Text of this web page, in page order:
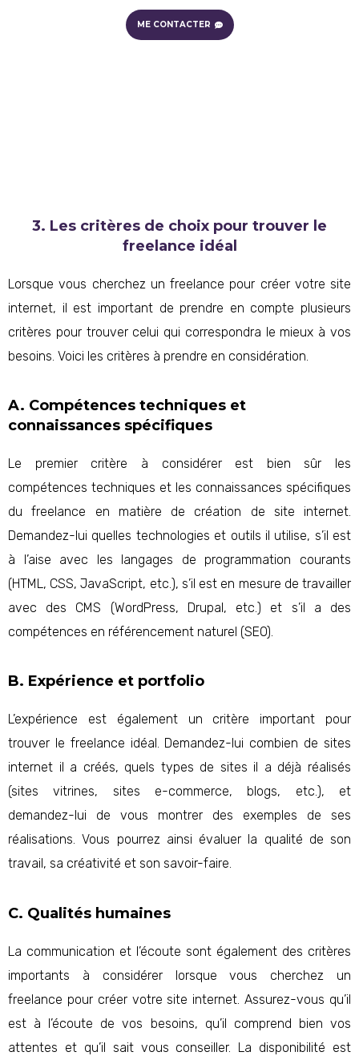
ME CONTACTER
3. Les critères de choix pour trouver le
freelance idéal
Lorsque vous cherchez un freelance pour créer votre site
internet, il est important de prendre en compte plusieurs
critères pour trouver celui qui correspondra le mieux à vos
besoins. Voici les critères à prendre en considération.
A. Compétences techniques et
connaissances spécifiques
Le premier critère à considérer est bien sûr les
compétences techniques et les connaissances spécifiques
du freelance en matière de création de site internet.
Demandez-lui quelles technologies et outils il utilise, s’il est
à l’aise avec les langages de programmation courants
(HTML, CSS, JavaScript, etc.), s’il est en mesure de travailler
avec des CMS (WordPress, Drupal, etc.) et s’il a des
compétences en référencement naturel (SEO).
B. Expérience et portfolio
L’expérience est également un critère important pour
trouver le freelance idéal. Demandez-lui combien de sites
internet il a créés, quels types de sites il a déjà réalisés
(sites vitrines, sites e-commerce, blogs, etc.), et
demandez-lui de vous montrer des exemples de ses
réalisations. Vous pourrez ainsi évaluer la qualité de son
travail, sa créativité et son savoir-faire.
C. Qualités humaines
La communication et l’écoute sont également des critères
importants à considérer lorsque vous cherchez un
freelance pour créer votre site internet. Assurez-vous qu’il
est à l’écoute de vos besoins, qu’il comprend bien vos
attentes et qu’il sait vous conseiller. La disponibilité est